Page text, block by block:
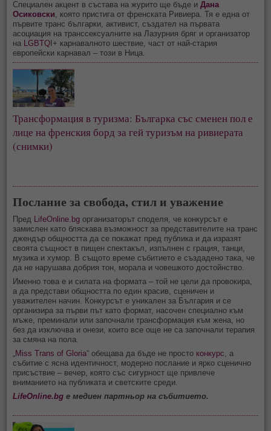
Специален акцент в състава на журито ще бъде иДана
Осиковски, която пристига от френската Ривиера. Тя е една от
първите транс българки, активист, създател на първата
асоциация на транссексуалните на Лазурния бряг и организатор
на LGBTQ I+ карнавалното шествие, част от най-стария
европейски карнавал – този в Ница.
Трансформация в туризма: Българка със сменен пол е
лице на френския борд за гей туризъм на ривиерата
(снимки)
Послание за свобода, стил и уважение
Пред LifeOnline.bg организаторът споделя, че конкурсът е
замислен като бляскава възможност за представителите на транс
джендър общността да се покажат пред публика и да изразят
своята същност в пищен спектакъл, изпълнен с грация, танци,
музика и хумор. В същото време събитието е създадено така, че
да не нарушава добрия тон, морала и човешкото достойнство.
Именно това е и силата на формата – той не цели да провокира,
а да представи общността по един красив, сценичен и
уважителен начин. Конкурсът е уникален за България и се
организира за първи път като формат, насочен специално към
мъже, преминали или започнали трансформация към жена, но
без да изключва и онези, които все още не са започнали терапия
за смяна на пола.
„Miss Trans of Gloria“ обещава да бъде не просто конкурс, а
събитие с ясна идентичност, модерно послание и ярко сценично
присъствие – вечер, която със сигурност ще привлече
вниманието на публиката и светските среди.
LifeOnline.bg е медиен партньор на събитието.